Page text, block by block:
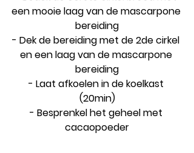
een mooie laag van de mascarpone
bereiding
- Dek de bereiding met de 2de cirkel
en een laag van de mascarpone
bereiding
- Laat afkoelen in de koelkast
(20min)
- Besprenkel het geheel met
cacaopoeder